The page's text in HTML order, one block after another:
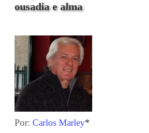
ousadia e alma
Por: Carlos Marley*